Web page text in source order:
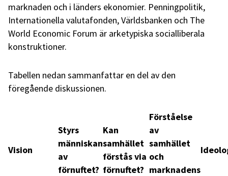
marknaden och i länders ekonomier. Penningpolitik,
Internationella valutafonden, Världsbanken och The
World Economic Forum är arketypiska socialliberala
konstruktioner.
Tabellen nedan sammanfattar en del av den
föregående diskussionen.
Vision
Styrs
människan
av
förnuftet?
Kan
samhället
förstås via
förnuftet?
Förståelse
av
samhället
och
marknadens